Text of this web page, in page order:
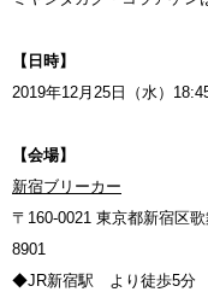
【日時】
2019年12月25日（水）
【会場】
新宿ブリーカー
〒160-0021 東京都新宿区
8901
◆JR新宿駅 より徒歩5分